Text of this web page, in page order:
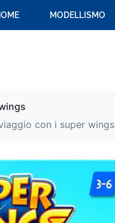
MODELLISMO
con i super wings